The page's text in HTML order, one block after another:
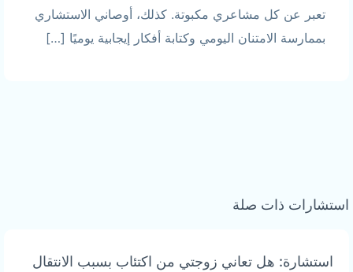
تعبر عن كل مشاعري مكبوتة. كذلك، أوصاني الاستشاري
بممارسة الامتنان اليومي وكتابة أفكار إيجابية يوميًا […]
استشارات ذات صلة
استشارة: هل تعاني زوجتي من اكتئاب بسبب الانتقال